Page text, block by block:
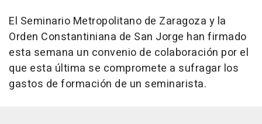
El Seminario Metropolitano de Zaragoza y la
Orden Constantiniana de San Jorge han firmado
esta semana un convenio de colaboración por el
que esta última se compromete a sufragar los
gastos de formación de un seminarista.